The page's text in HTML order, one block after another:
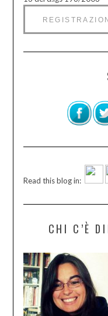
Read this blog in:
CHI C’È